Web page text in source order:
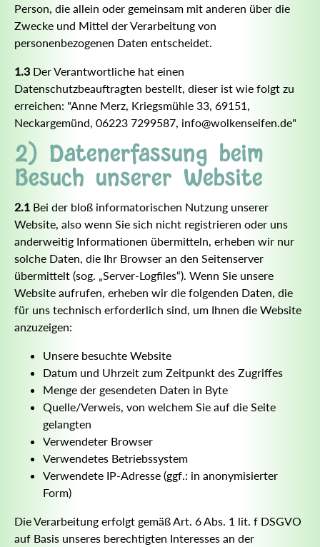
Person, die allein oder gemeinsam mit anderen über die
Zwecke und Mittel der Verarbeitung von
personenbezogenen Daten entscheidet.
1.3 Der Verantwortliche hat einen
Datenschutzbeauftragten bestellt, dieser ist wie folgt zu
erreichen: "Anne Merz, Kriegsmühle 33, 69151,
Neckargemünd, 06223 7299587, info@wolkenseifen.de"
2) Datenerfassung beim
Besuch unserer Website
2.1 Bei der bloß informatorischen Nutzung unserer
Website, also wenn Sie sich nicht registrieren oder uns
anderweitig Informationen übermitteln, erheben wir nur
solche Daten, die Ihr Browser an den Seitenserver
übermittelt (sog. „Server-Logfiles“). Wenn Sie unsere
Website aufrufen, erheben wir die folgenden Daten, die
für uns technisch erforderlich sind, um Ihnen die Website
anzuzeigen:
Unsere besuchte Website
Datum und Uhrzeit zum Zeitpunkt des Zugriffes
Menge der gesendeten Daten in Byte
Quelle/Verweis, von welchem Sie auf die Seite
gelangten
Verwendeter Browser
Verwendetes Betriebssystem
Verwendete IP-Adresse (ggf.: in anonymisierter
Form)
Die Verarbeitung erfolgt gemäß Art. 6 Abs. 1 lit. f DSGVO
auf Basis unseres berechtigten Interesses an der